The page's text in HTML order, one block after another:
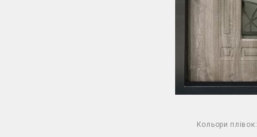
Кольори плівок: